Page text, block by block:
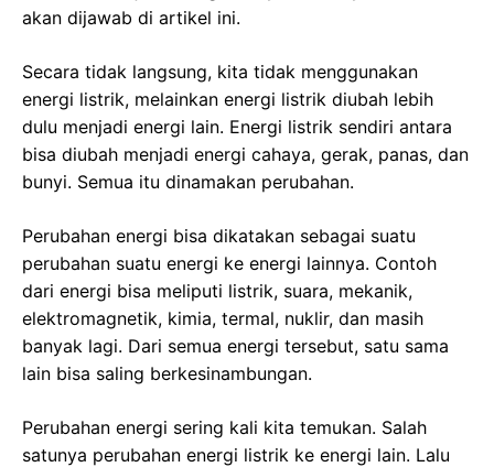
akan dijawab di artikel ini.
Secara tidak langsung, kita tidak menggunakan
energi listrik, melainkan energi listrik diubah lebih
dulu menjadi energi lain. Energi listrik sendiri antara
bisa diubah menjadi energi cahaya, gerak, panas, dan
bunyi. Semua itu dinamakan perubahan.
Perubahan energi bisa dikatakan sebagai suatu
perubahan suatu energi ke energi lainnya. Contoh
dari energi bisa meliputi listrik, suara, mekanik,
elektromagnetik, kimia, termal, nuklir, dan masih
banyak lagi. Dari semua energi tersebut, satu sama
lain bisa saling berkesinambungan.
Perubahan energi sering kali kita temukan. Salah
satunya perubahan energi listrik ke energi lain. Lalu